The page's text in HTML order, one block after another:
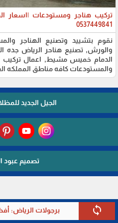
sync برجولات الرياض:
تركيب هناجر ومستودعات |اسعار
0537449841
نقوم بتشييد وتصنيع الهناجر
والورش, تصنيع هناحر الرياض جده
الدمام خميس مشيط, اعمال تركيب
والمستودعات كافه مناطق المملكه
الجيل الجديد
تصميم عبود